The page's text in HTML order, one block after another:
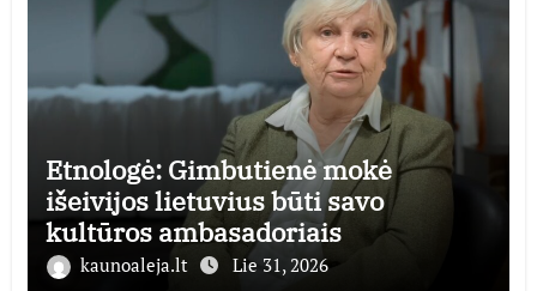
Etnologė: Gimbutienė mokė
išeivijos lietuvius būti savo
kultūros ambasadoriais
kaunoaleja.lt Lie 31, 2026